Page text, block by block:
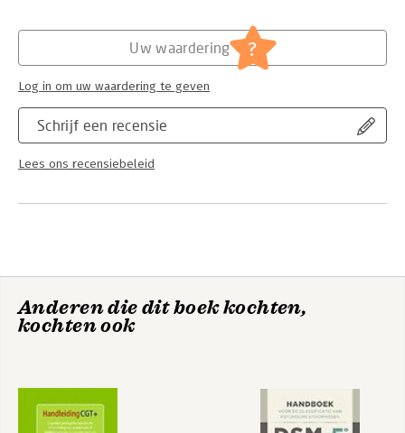
Paramedisch
Schrijf een recensie
Lees ons recensiebeleid
Uw waardering ?
Log in om uw waardering te geven
Anderen die dit boek kochten,
kochten ook